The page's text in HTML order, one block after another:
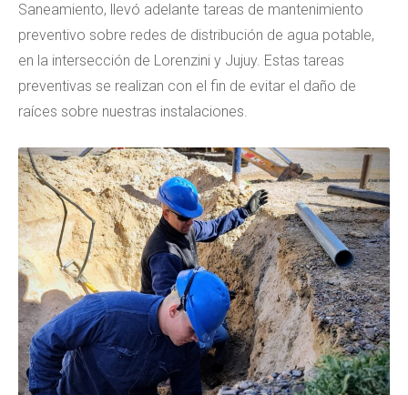
Saneamiento, llevó adelante tareas de mantenimiento
preventivo sobre redes de distribución de agua potable,
en la intersección de Lorenzini y Jujuy. Estas tareas
preventivas se realizan con el fin de evitar el daño de
raíces sobre nuestras instalaciones.